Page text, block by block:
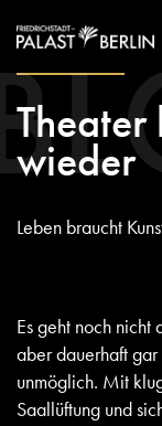
Theater
wieder
Leben braucht
Es geht noch nicht
aber dauerhaft gar
unmöglich. Mit
Saallüftung und